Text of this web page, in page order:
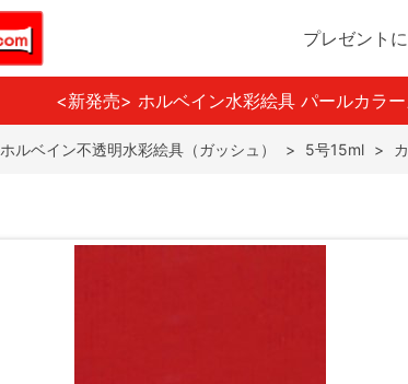
プレゼント
<新発売> ホルベイン水彩絵具 パールカラ
ホルベイン不透明水彩絵具（ガッシュ） > 5号15ml >